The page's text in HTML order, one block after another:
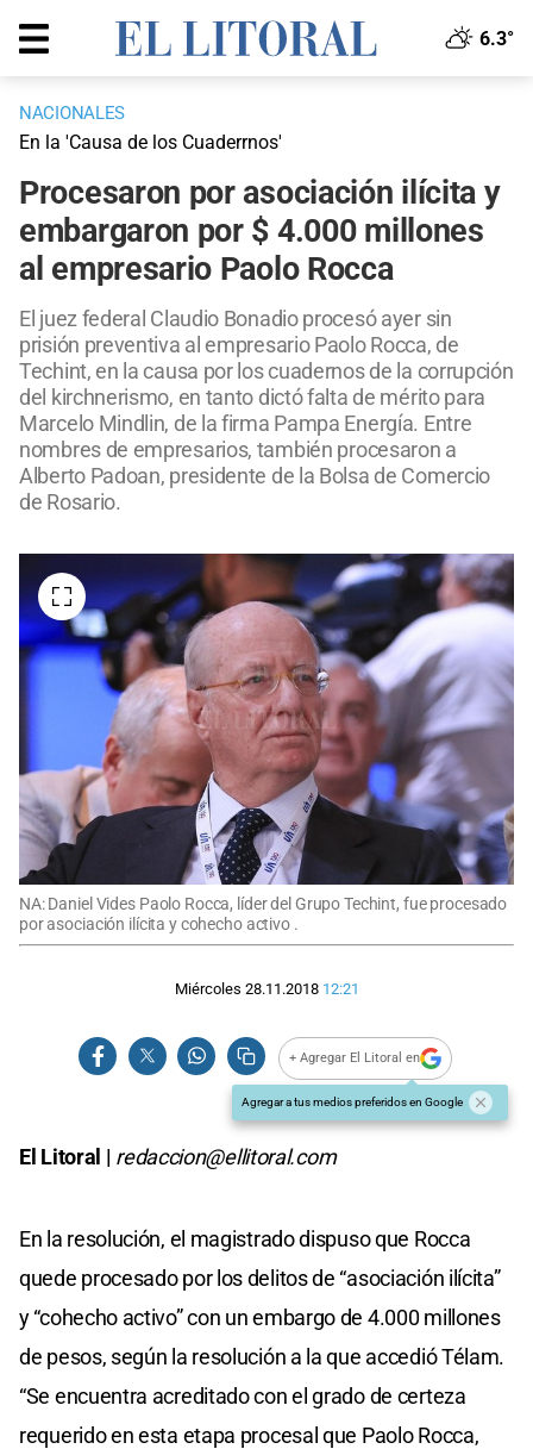
6.3°
NACIONALES
En la 'Causa de los Cuaderrnos'
Procesaron por asociación ilícita y
embargaron por $ 4.000 millones
al empresario Paolo Rocca
El juez federal Claudio Bonadio procesó ayer sin
prisión preventiva al empresario Paolo Rocca, de
Techint, en la causa por los cuadernos de la corrupción
del kirchnerismo, en tanto dictó falta de mérito para
Marcelo Mindlin, de la firma Pampa Energía. Entre
nombres de empresarios, también procesaron a
Alberto Padoan, presidente de la Bolsa de Comercio
de Rosario.
NA: Daniel Vides Paolo Rocca, líder del Grupo Techint, fue procesado
por asociación ilícita y cohecho activo .
Miércoles 28.11.2018 12:21
+ Agregar El Litoral en
Agregar a tus medios preferidos en Google
El Litoral | redaccion@ellitoral.com
En la resolución, el magistrado dispuso que Rocca
quede procesado por los delitos de “asociación ilícita”
y “cohecho activo” con un embargo de 4.000 millones
de pesos, según la resolución a la que accedió Télam.
“Se encuentra acreditado con el grado de certeza
requerido en esta etapa procesal que Paolo Rocca,